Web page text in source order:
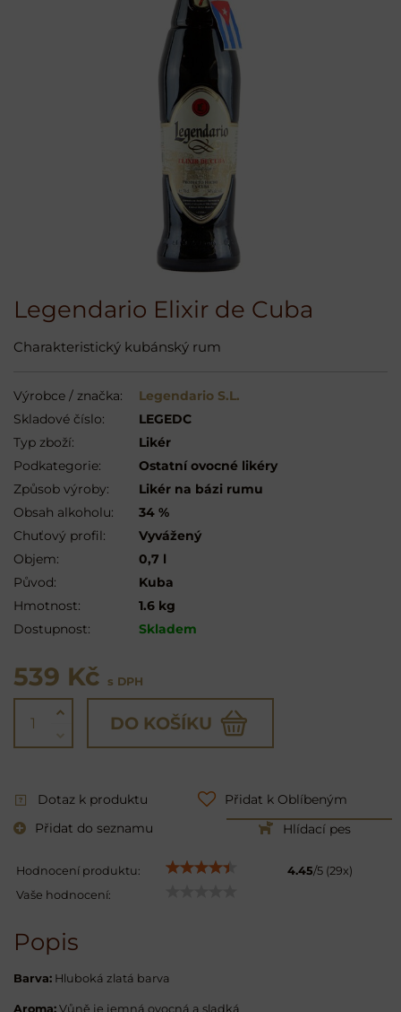
Legendario Elixir de Cuba
Charakteristický kubánský rum
Výrobce / značka:
Legendario S.L.
Skladové číslo:
LEGEDC
Typ zboží:
Likér
Podkategorie:
Ostatní ovocné likéry
Způsob výroby:
Likér na bázi rumu
Obsah alkoholu:
34 %
Chuťový profil:
Vyvážený
Objem:
0,7 l
Původ:
Kuba
Hmotnost:
1.6 kg
Dostupnost:
Skladem
539 Kč s DPH
DO KOŠÍKU
Dotaz k produktu
Přidat k Oblíbeným
Přidat do seznamu
Hlídací pes
Hodnocení produktu: 4.45/5 (29x)
Vaše hodnocení:
Popis
Barva: Hluboká zlatá barva
Aroma: Vůně je jemná ovocná a sladká